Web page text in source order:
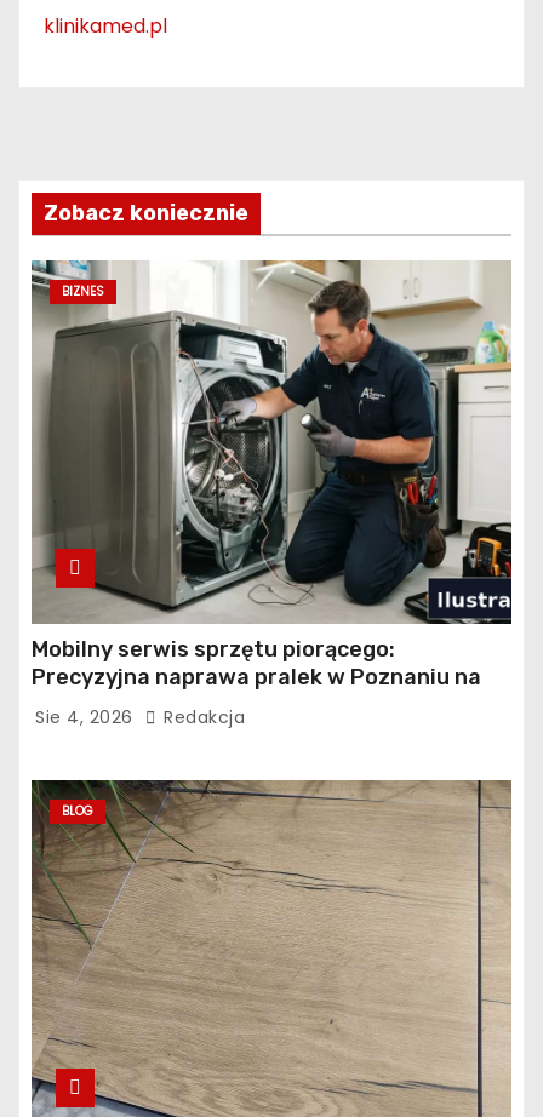
klinikamed.pl
Zobacz koniecznie
BIZNES
Mobilny serwis sprzętu piorącego:
Precyzyjna naprawa pralek w Poznaniu na
Piątkowie
Sie 4, 2026 Redakcja
BLOG